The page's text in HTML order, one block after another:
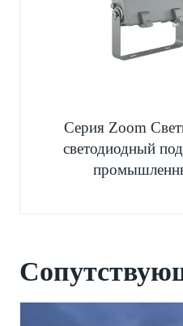
Серия Zoom
светодиодный